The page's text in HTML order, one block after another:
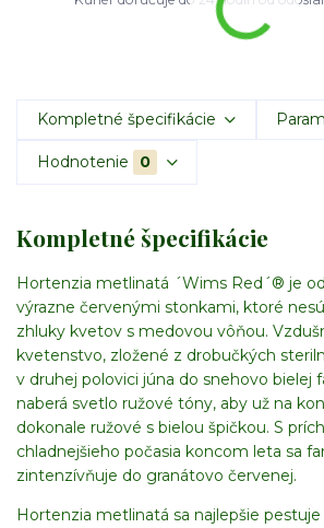
Kompletné špecifikácie
Hodnotenie 0
Kompletné špecifikácie
Hortenzia metlinatá ´Wims Red´® je
výrazne červenými stonkami, ktoré
zhluky kvetov s medovou vôňou.
kvetenstvo, zložené z drobučkých
v druhej polovici júna do snehovo bielej
naberá svetlo ružové tóny, aby už na
dokonale ružové s bielou špičkou. S
chladnejšieho počasia koncom leta sa
zintenzívňuje do granátovo červenej.
Hortenzia metlinatá sa najlepšie